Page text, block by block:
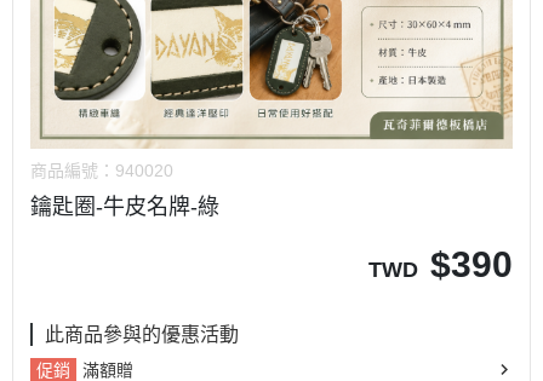
商品編號： 940020
鑰匙圈-牛皮名牌-綠
TWD $390
此商品參與的優惠活動
促銷 滿額贈